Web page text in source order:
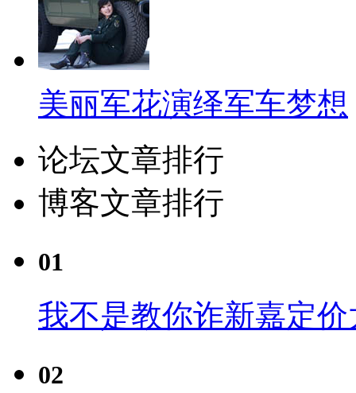
美丽军花演绎军车梦想
论坛文章排行
博客文章排行
01
我不是教你诈新嘉定
02